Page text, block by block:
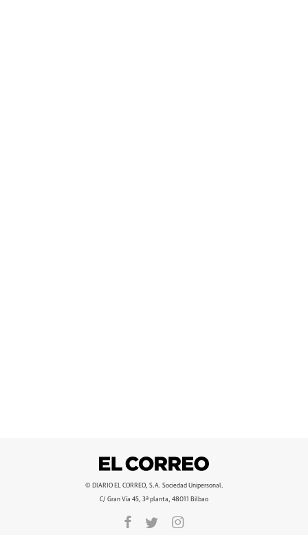
© DIARIO EL CORREO, S.A. Sociedad Unipersonal.
C/ Gran Vía 45, 3ª planta, 48011 Bilbao